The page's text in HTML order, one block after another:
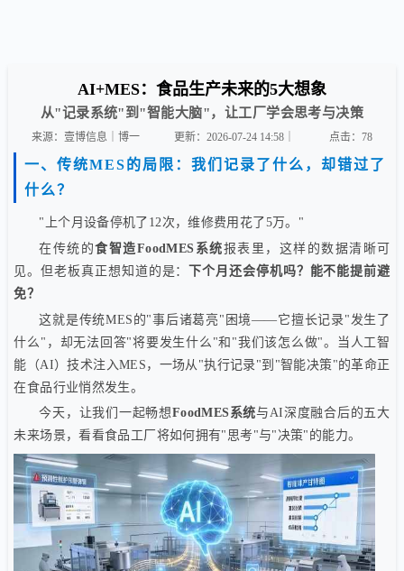
AI+MES：食品生产未来的5大想象
从"记录系统"到"智能大脑"，让工厂学会思考与决策
来源：壹博信息｜博一 更新：2026-07-24 14:58｜ 点击：78
一、传统MES的局限：我们记录了什么，却错过了
什么？
"上个月设备停机了12次，维修费用花了5万。"
在传统的食智造FoodMES系统报表里，这样的数据清晰可
见。但老板真正想知道的是：
下个月还会停机吗？能不能提前避
免？
这就是传统MES的"事后诸葛亮"困境——它擅长记录"发生了
什么"，却无法回答"将要发生什么"和"我们该怎么做"。当人工智
能（AI）技术注入MES，一场从"执行记录"到"智能决策"的革命正
在食品行业悄然发生。
今天，让我们一起畅想FoodMES系统与AI深度融合后的五大
未来场景，看看食品工厂将如何拥有"思考"与"决策"的能力。